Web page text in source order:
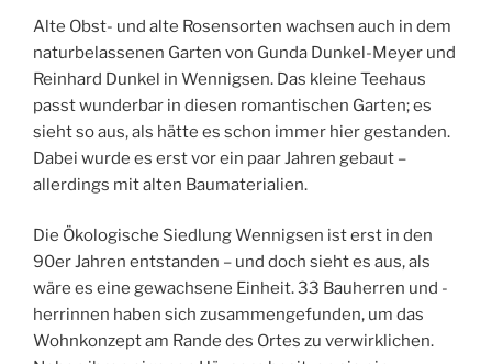
Alte Obst- und alte Rosensorten wachsen auch in dem
naturbelassenen Garten von Gunda Dunkel-Meyer und
Reinhard Dunkel in Wennigsen. Das kleine Teehaus
passt wunderbar in diesen romantischen Garten; es
sieht so aus, als hätte es schon immer hier gestanden.
Dabei wurde es erst vor ein paar Jahren gebaut –
allerdings mit alten Baumaterialien.
Die Ökologische Siedlung Wennigsen ist erst in den
90er Jahren entstanden – und doch sieht es aus, als
wäre es eine gewachsene Einheit. 33 Bauherren und -
herrinnen haben sich zusammengefunden, um das
Wohnkonzept am Rande des Ortes zu verwirklichen.